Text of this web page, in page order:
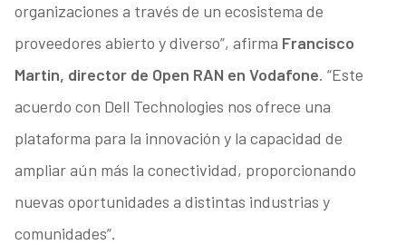
organizaciones a través de un ecosistema de
proveedores abierto y diverso”, afirma Francisco
Martin, director de Open RAN en Vodafone. “Este
acuerdo con Dell Technologies nos ofrece una
plataforma para la innovación y la capacidad de
ampliar aún más la conectividad, proporcionando
nuevas oportunidades a distintas industrias y
comunidades”.